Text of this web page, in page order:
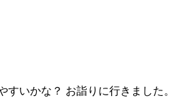
いかな？ お詣りに行きました。